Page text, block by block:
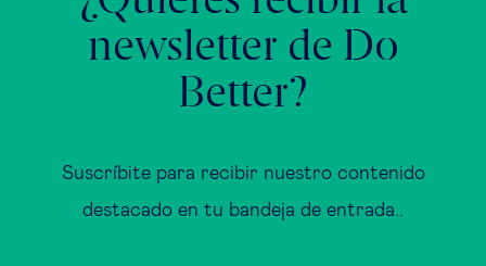
newsletter de Do
Better?
Suscríbite para recibir nuestro contenido
destacado en tu bandeja de entrada..